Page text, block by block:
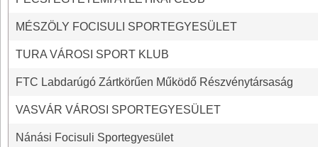
MÉSZÖLY FOCISULI SPORTEGYESÜLET
TURA VÁROSI SPORT KLUB
FTC Labdarúgó Zártkörűen Működő Részvénytársaság
VASVÁR VÁROSI SPORTEGYESÜLET
Nánási Focisuli Sportegyesület